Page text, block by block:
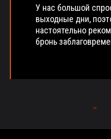
У нас большой
выходные дни,
настоятельно
бронь